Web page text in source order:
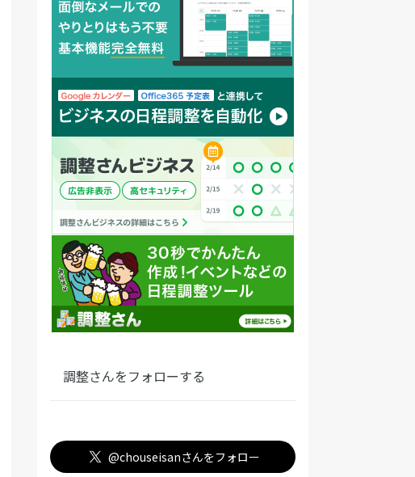
月でも離職者が出れば行う事もありますし、全
く行わない会社もあります。離職する人の性格
や人柄、離職する理由などによっても行われな
いですが、最後は笑って送り出してくれる会社
や人でありたいですね。 壮行会と送別会の大
きい違い 壮行会と送別会の大きな違いは後ろ向
きな転職、退職でも行われる事があるのが送別
会です。会社でトラブルを起こしたり、大きい
ミスをしてしまったり、社会的モラルを逸脱す
るような行為をおかした場合でも、送別会を開
く事が可能です。壮行会は送別会とは違い、励
まし、前途を祝す会ですので、内容的にはお別
れする（一時的なものだとしても）ことなので
すが、会社で幹事を務める時に間違えると相手
に対し失礼になりますし、自分にとってもマイ
りかねないので注意して下さい。 まとめ 壮行会
加する機会が多くなってきます。相手に対して
開く会でも、自分に対して開く会でも、笑顔で
調整さんをフォローする
@chouseisanさんをフォロー